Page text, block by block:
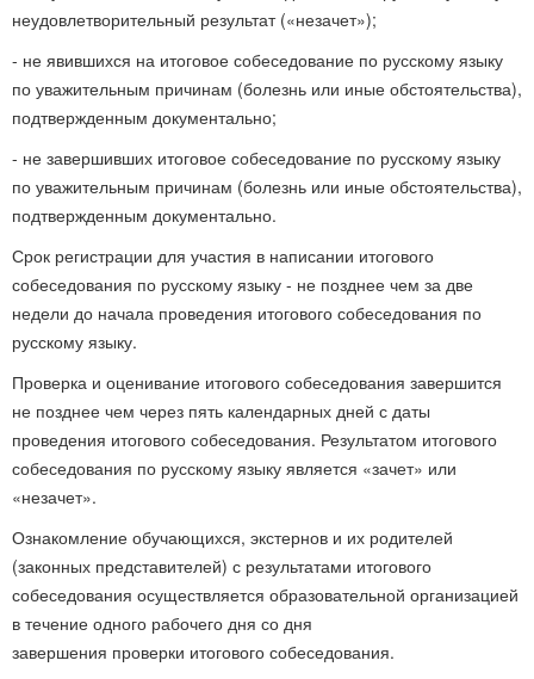
неудовлетворительный результат («незачет»);
- не явившихся на итоговое собеседование по русскому языку
по уважительным причинам (болезнь или иные обстоятельства),
подтвержденным документально;
- не завершивших итоговое собеседование по русскому языку
по уважительным причинам (болезнь или иные обстоятельства),
подтвержденным документально.
Срок регистрации для участия в написании итогового
собеседования по русскому языку - не позднее чем за две
недели до начала проведения итогового собеседования по
русскому языку.
Проверка и оценивание итогового собеседования завершится
не позднее чем через пять календарных дней с даты
проведения итогового собеседования. Результатом итогового
собеседования по русскому языку является «зачет» или
«незачет».
Ознакомление обучающихся, экстернов и их родителей
(законных представителей) с результатами итогового
собеседования осуществляется образовательной организацией
в течение одного рабочего дня со дня
завершения проверки итогового собеседования.